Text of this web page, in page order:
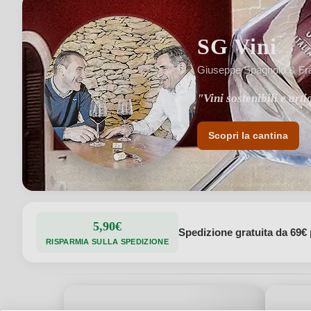
SG Vini
Giuseppe Spagnolo &
"Vini sostenibili e
"Vitigni autoctoni
Scopri la cantina
5,90€
RISPARMIA SULLA SPEDIZIONE
Spedizione gratuita da 69€